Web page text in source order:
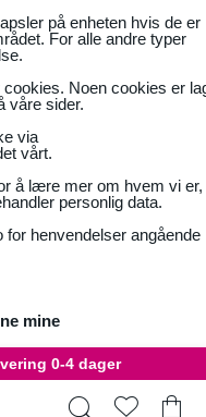
på enheten hvis de er
For alle andre typer
Noen cookies er
våre sider.
via
vårt.
å lære mer om hvem vi er,
personlig data.
henvendelser angående
mine
åpent kjøp